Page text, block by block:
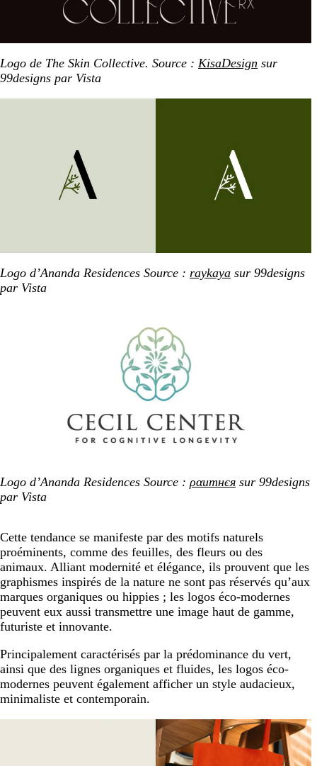
Logo de The Skin Collective. Source : KisaDesign sur
99designs par Vista
Logo d’Ananda Residences Source : raykaya sur 99designs
par Vista
Logo d’Ananda Residences Source : ραитнєя sur 99designs
par Vista
Cette tendance se manifeste par des motifs naturels
proéminents, comme des feuilles, des fleurs ou des
animaux. Alliant modernité et élégance, ils prouvent que les
graphismes inspirés de la nature ne sont pas réservés qu’aux
marques organiques ou hippies ; les logos éco-modernes
peuvent eux aussi transmettre une image haut de gamme,
futuriste et innovante.
Principalement caractérisés par la prédominance du vert,
ainsi que des lignes organiques et fluides, les logos éco-
modernes peuvent également afficher un style audacieux,
minimaliste et contemporain.